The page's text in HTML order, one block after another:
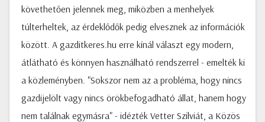
követhetően jelennek meg, miközben a menhelyek
túlterheltek, az érdeklődők pedig elvesznek az információk
között. A gazditkeres.hu erre kínál választ egy modern,
átlátható és könnyen használható rendszerrel - emelték ki
a közleményben. "Sokszor nem az a probléma, hogy nincs
gazdijelölt vagy nincs örökbefogadható állat, hanem hogy
nem találnak egymásra" - idézték Vetter Szilviát, a Közös